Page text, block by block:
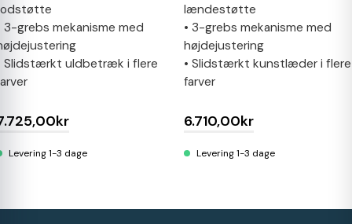
3-grebs mekanisme med
Slidstærkt uldbetræk i flere
Levering 1-3 dage
lændestøtte
• 3-grebs mekanisme med
højdejustering
• Slidstærkt kunstlæder i flere
farver
6.710,00kr
Levering 1-3 dage